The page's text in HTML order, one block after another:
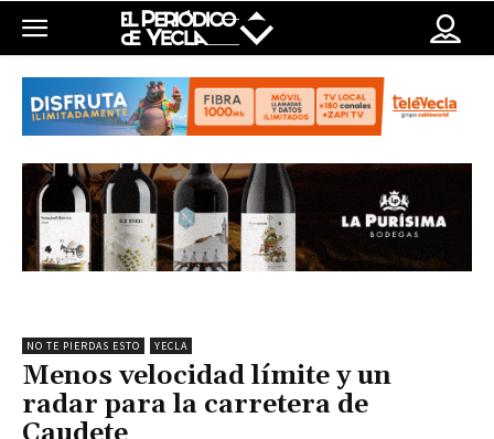
NO TE PIERDAS ESTO YECLA
Menos velocidad límite y un
radar para la carretera de